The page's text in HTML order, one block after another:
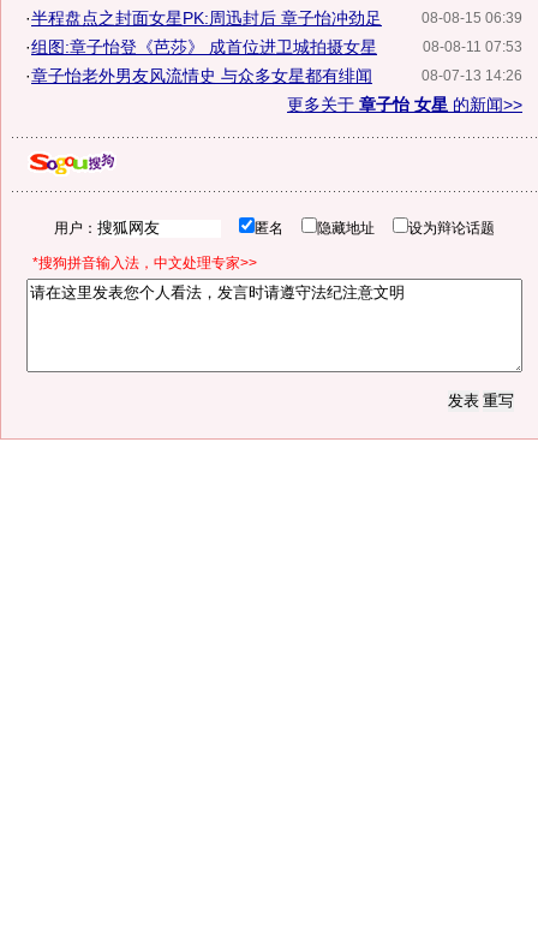
08-08-15 06:39
·半程盘点之封面女星PK:周迅封后 章子怡冲劲足
08-08-11 07:53
·组图:章子怡登《芭莎》 成首位进卫城拍摄女星
08-07-13 14:26
·章子怡老外男友风流情史 与众多女星都有绯闻
更多关于 章子怡 女星 的新闻>>
用户： 匿名 隐藏地址 设为辩论话题
*搜狗拼音输入法，中文处理专家>>